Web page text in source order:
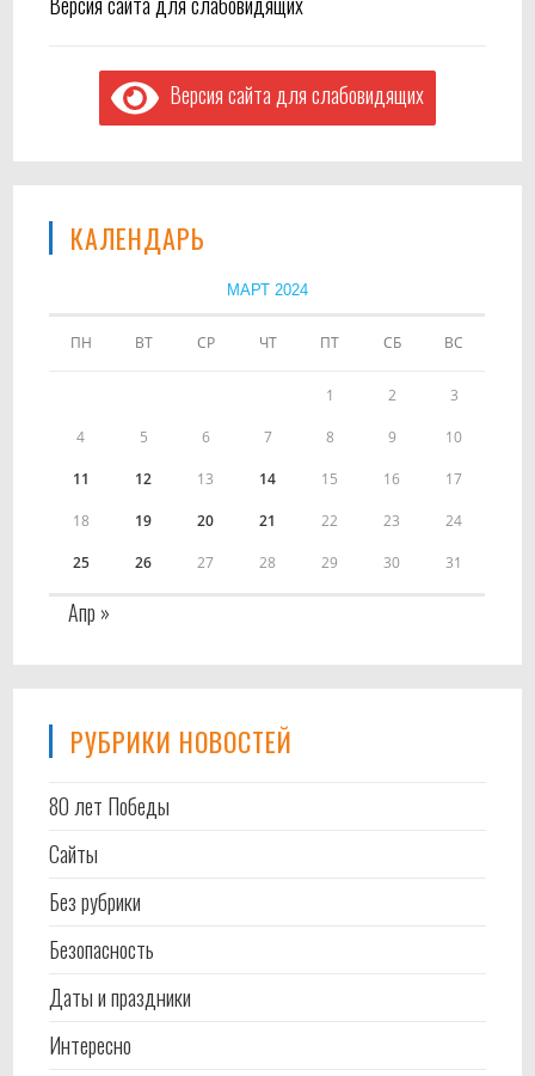
Версия сайта для слабовидящих
КАЛЕНДАРЬ
МАРТ 2024
ПН ВТ СР ЧТ ПТ СБ ВС
1 2 3
4 5 6 7 8 9 10
11 12 13 14 15 16 17
18 19 20 21 22 23 24
25 26 27 28 29 30 31
Апр »
РУБРИКИ НОВОСТЕЙ
80 лет Победы
Cайты
Без рубрики
Безопасность
Даты и праздники
Интересно